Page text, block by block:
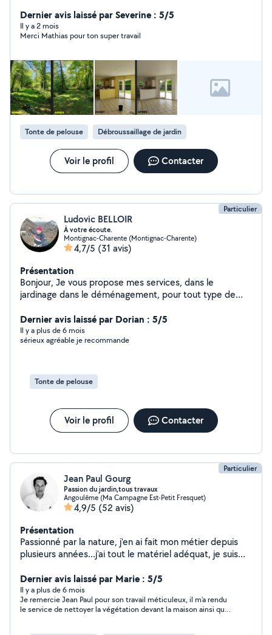
Dernier avis laissé par Severine : 5/5
Il y a 2 mois
Merci Mathias pour ton super travail
Tonte de pelouse Débroussaillage de jardin
Voir le profil Contacter
Particulier
Ludovic BELLOIR
À votre écoute.
Montignac-Charente (Montignac-Charente)
4,7/5 (31 avis)
Présentation
Bonjour, Je vous propose mes services, dans le
jardinage dans le déménagement, pour tout type de
souhaitant vous rendre service et en donnant le meilleur
de moi-même. Cordialement.
Dernier avis laissé par Dorian : 5/5
Il y a plus de 6 mois
sérieux agréable je recommande
Tonte de pelouse
Voir le profil Contacter
Particulier
Jean Paul Gourg
Passion du jardin,tous travaux
Angoulême (Ma Campagne Est-Petit Fresquet)
4,9/5 (52 avis)
Présentation
Passionné par la nature, j'en ai fait mon métier depuis
plusieurs années...j'ai tout le matériel adéquat, je suis
par ma curiosité.débarras de garage, maison, grenier
etc. Ouvert a toute demande.
Dernier avis laissé par Marie : 5/5
Il y a plus de 6 mois
Je remercie Jean Paul pour son travail méticuleux, il m’a rendu
le service de nettoyer la végétation devant la maison ainsi que